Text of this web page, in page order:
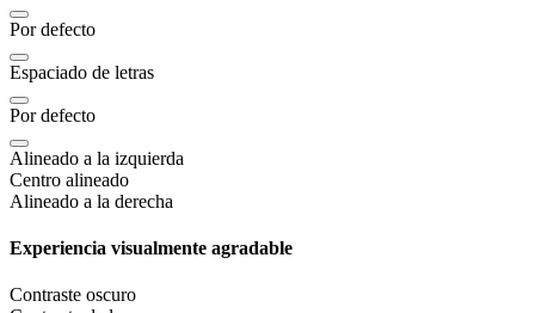
Por defecto
Espaciado de letras
Por defecto
Alineado a la izquierda
Centro alineado
Alineado a la derecha
Experiencia visualmente agradable
Contraste oscuro